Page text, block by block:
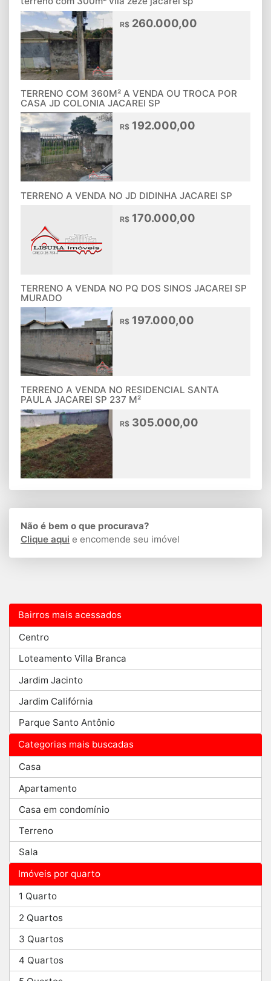
R$ 260.000,00
TERRENO COM 360M² A VENDA OU TROCA POR
CASA JD COLONIA JACAREI SP
R$ 192.000,00
TERRENO A VENDA NO JD DIDINHA JACAREI SP
R$ 170.000,00
TERRENO A VENDA NO PQ DOS SINOS JACAREI SP
MURADO
R$ 197.000,00
TERRENO A VENDA NO RESIDENCIAL SANTA
PAULA JACAREI SP 237 M²
R$ 305.000,00
Não é bem o que procurava?
Clique aqui e encomende seu imóvel
Bairros mais acessados
Centro
Loteamento Villa Branca
Jardim Jacinto
Jardim Califórnia
Parque Santo Antônio
Categorias mais buscadas
Casa
Apartamento
Casa em condomínio
Terreno
Sala
Imóveis por quarto
1 Quarto
2 Quartos
3 Quartos
4 Quartos